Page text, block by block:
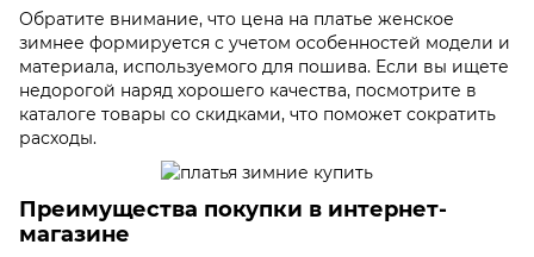
Обратите внимание, что цена на платье женское
зимнее формируется с учетом особенностей модели и
материала, используемого для пошива. Если вы ищете
недорогой наряд хорошего качества, посмотрите в
каталоге товары со скидками, что поможет сократить
расходы.
Преимущества покупки в интернет-
магазине